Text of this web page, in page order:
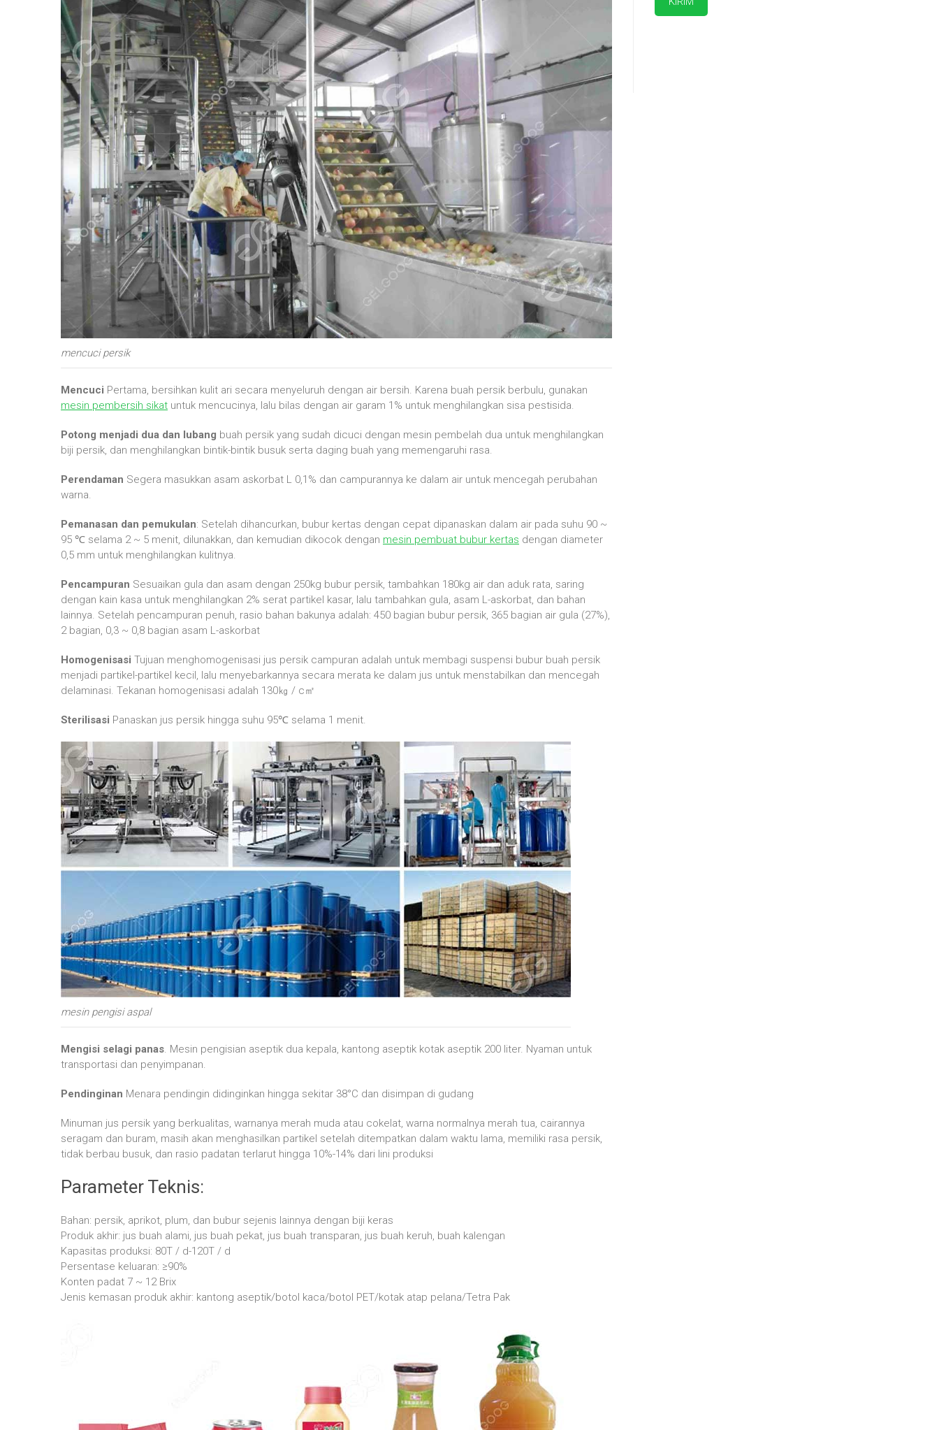
mencuci persik
Mencuci Pertama, bersihkan kulit ari secara menyeluruh dengan air bersih. Karena buah persik berbulu, gunakan
mesin pembersih sikat untuk mencucinya, lalu bilas dengan air garam 1% untuk menghilangkan sisa pestisida.
Potong menjadi dua dan lubang buah persik yang sudah dicuci dengan mesin pembelah dua untuk menghilangkan
biji persik, dan menghilangkan bintik-bintik busuk serta daging buah yang memengaruhi rasa.
Perendaman Segera masukkan asam askorbat L 0,1% dan campurannya ke dalam air untuk mencegah perubahan
warna.
Pemanasan dan pemukulan: Setelah dihancurkan, bubur kertas dengan cepat dipanaskan dalam air pada suhu 90 ~
95 ℃ selama 2 ~ 5 menit, dilunakkan, dan kemudian dikocok dengan mesin pembuat bubur kertas dengan diameter
0,5 mm untuk menghilangkan kulitnya.
Pencampuran Sesuaikan gula dan asam dengan 250kg bubur persik, tambahkan 180kg air dan aduk rata, saring
dengan kain kasa untuk menghilangkan 2% serat partikel kasar, lalu tambahkan gula, asam L-askorbat, dan bahan
lainnya. Setelah pencampuran penuh, rasio bahan bakunya adalah: 450 bagian bubur persik, 365 bagian air gula (27%),
2 bagian, 0,3 ~ 0,8 bagian asam L-askorbat
Homogenisasi Tujuan menghomogenisasi jus persik campuran adalah untuk membagi suspensi bubur buah persik
menjadi partikel-partikel kecil, lalu menyebarkannya secara merata ke dalam jus untuk menstabilkan dan mencegah
delaminasi. Tekanan homogenisasi adalah 130㎏ / c㎡
Sterilisasi Panaskan jus persik hingga suhu 95℃ selama 1 menit.
mesin pengisi aspal
Mengisi selagi panas. Mesin pengisian aseptik dua kepala, kantong aseptik kotak aseptik 200 liter. Nyaman untuk
transportasi dan penyimpanan.
Pendinginan Menara pendingin didinginkan hingga sekitar 38°C dan disimpan di gudang
Minuman jus persik yang berkualitas, warnanya merah muda atau cokelat, warna normalnya merah tua, cairannya
seragam dan buram, masih akan menghasilkan partikel setelah ditempatkan dalam waktu lama, memiliki rasa persik,
tidak berbau busuk, dan rasio padatan terlarut hingga 10%-14% dari lini produksi
Parameter Teknis:
Bahan: persik, aprikot, plum, dan bubur sejenis lainnya dengan biji keras
Produk akhir: jus buah alami, jus buah pekat, jus buah transparan, jus buah keruh, buah kalengan
Kapasitas produksi: 80T / d-120T / d
Persentase keluaran: ≥90%
Konten padat 7 ~ 12 Brix
Jenis kemasan produk akhir: kantong aseptik/botol kaca/botol PET/kotak atap pelana/Tetra Pak